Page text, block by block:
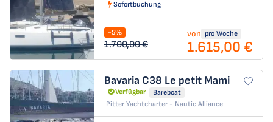
Sofortbuchung
-5%
1.700,00 €
von pro Woche
1.615,00 €
Bavaria C38 Le petit Mami
Verfügbar
Bareboat
Pitter Yachtcharter - Nautic Alliance